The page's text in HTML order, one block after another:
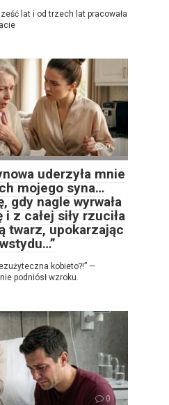
lat i od trzech lat pracowała
0
uderzyła mnie
mojego syna…
gdy nagle wyrwała
z całej siły rzuciła
twarz, upokarzając
kobieto?!” —
podniósł wzroku.
0